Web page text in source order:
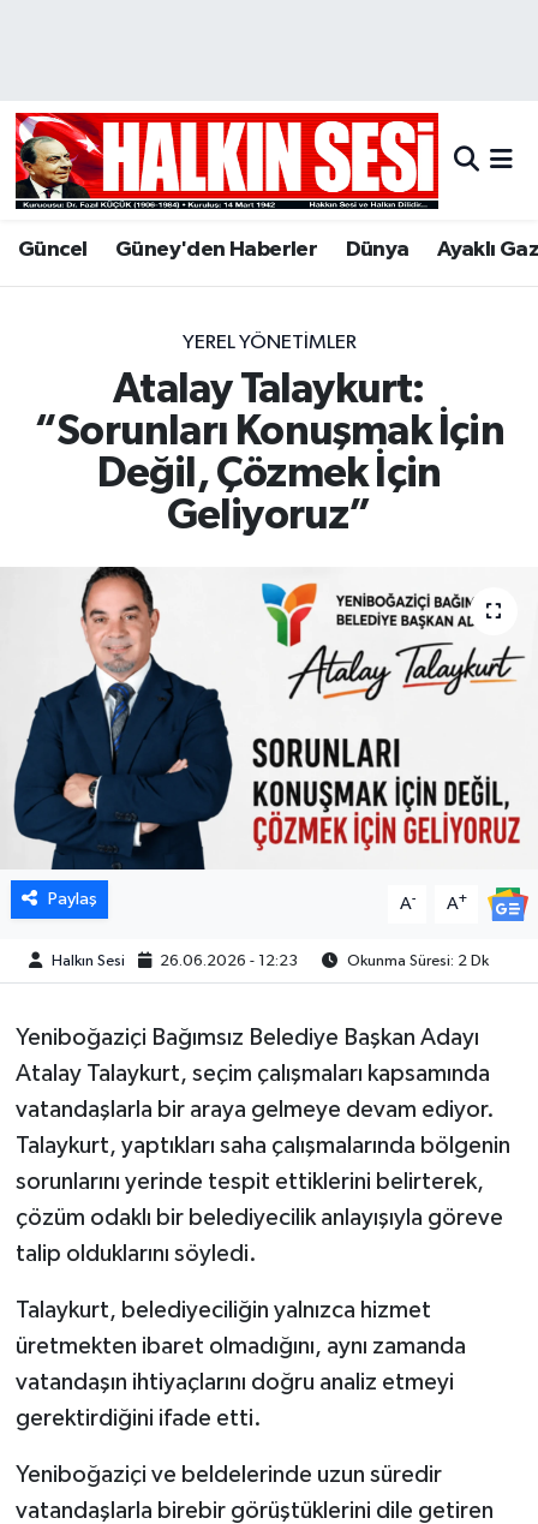
Güncel Güney'den Haberler Dünya Ayaklı
YEREL YÖNETİMLER
Atalay Talaykurt:
“Sorunları Konuşmak İçin
Değil, Çözmek İçin
Geliyoruz”
Paylaş A- A+
Halkın Sesi 26.06.2026 - 12:23 Okunma Süresi: 2 Dk
Yeniboğaziçi Bağımsız Belediye Başkan Adayı
Atalay Talaykurt, seçim çalışmaları kapsamında
vatandaşlarla bir araya gelmeye devam ediyor.
Talaykurt, yaptıkları saha çalışmalarında bölgenin
sorunlarını yerinde tespit ettiklerini belirterek,
çözüm odaklı bir belediyecilik anlayışıyla göreve
talip olduklarını söyledi.
Talaykurt, belediyeciliğin yalnızca hizmet
üretmekten ibaret olmadığını, aynı zamanda
vatandaşın ihtiyaçlarını doğru analiz etmeyi
gerektirdiğini ifade etti.
Yeniboğaziçi ve beldelerinde uzun süredir
vatandaşlarla birebir görüştüklerini dile getiren
Hava Durumu
Trafik Durumu
Tüm Manşetler
Son Dakika Haberleri
Haber Arşivi